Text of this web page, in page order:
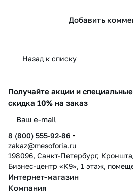
Добавить
Назад к списку
Получайте акции и
скидка 10% на заказ
8 (800) 555-92-86
zakaz@mesoforia.ru
198096, Санкт-Петербург,
Бизнес-центр «К9», 1 этаж,
Интернет-магазин
Компания